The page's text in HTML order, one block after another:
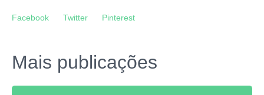
Facebook Twitter Pinterest
Mais publicações